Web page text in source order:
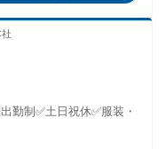
ー・2ｔドライバーなど
など問わず様々な キャ
勤制✅土日祝休✅服装・